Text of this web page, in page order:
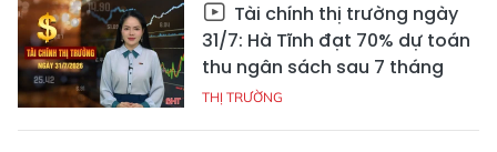
Tài chính thị trường ngày
31/7: Hà Tĩnh đạt 70% dự toán
thu ngân sách sau 7 tháng
THỊ TRƯỜNG